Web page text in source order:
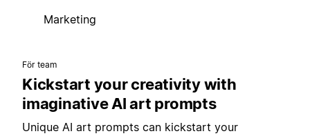
Marketing
För team
Kickstart your creativity with
imaginative AI art prompts
Unique AI art prompts can kickstart your